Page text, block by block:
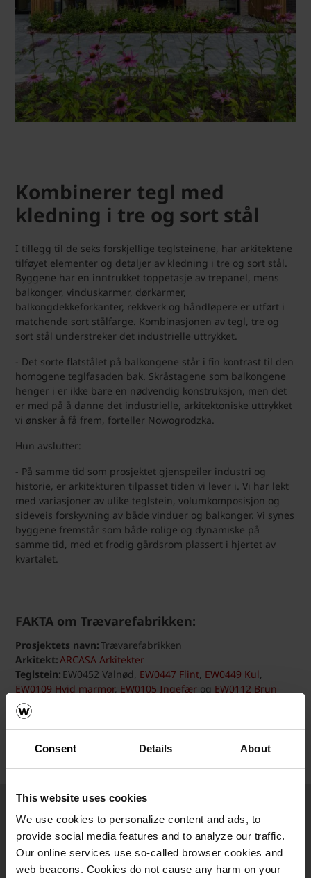
Consent Details About
This website uses cookies
We use cookies to personalize content and ads, to
provide social media features and to analyze our traffic.
Our online services use so-called browser cookies and
web beacons. Cookies do not cause any harm on your
Kombinerer tegl med
kledning i tre og sort stål
I tillegg til de seks forskjellige teglsteinene, har arkitektene
tilføyet elementer og detaljer av kledning i tre og sort stål.
Byggene har en inntrukket toppetasje av trepanel, mens
balkonger, vinduskarmer, dørkarmer,
balkongdekkeforkanter, rekkverk og håndløpere er utført i
matchende sort stålfarge. Kombinasjonen av tegl, tre og
sort stål understreker det industrielle uttrykket.
- Det sorte flatstålet på balkongene står i fin kontrast til den
homogene teglfasaden bak. Skråstagene som balkongene
henger i er ikke bare en nødvendig konstruksjon, men det
er med på å danne det industrielle, arkitektoniske uttrykket
vi ønsker å få frem, forteller Nowogrodzka.
Hun avslutter:
- På samme tid som prosjektet gjenspeiler industri og
historie, er arkitekturen tilpasset tiden vi lever i. Vi har lekt
med variasjoner av ulike teglstein, volumkomposisjon og
sideveis forskyvning av både vinduer og balkonger. Vi synes
byggene fremstår som både rolige og dynamiske på
samme tid, med et frodig gårdsrom plassert i hjertet av
kvartalet.
FAKTA om Trævarefabrikken:
Prosjektets navn:Trævarefabrikken
Arkitekt:ARCASA Arkitekter
Teglstein: EW0452 Valnød, EW0447 Flint, EW0449 Kul,
EW0109 Hvid marmor, EW0105 Ingefær og EW0112 Brun
Valmue